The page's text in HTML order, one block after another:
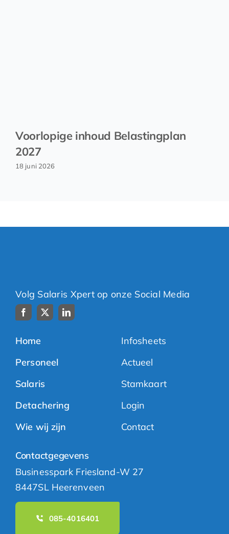
Voorlopige inhoud Belastingplan
2027
18 juni 2026
Volg Salaris Xpert op onze Social Media
Home
Personeel
Salaris
Detachering
Wie wij zijn
Infosheets
Actueel
Stamkaart
Login
Contact
Contactgegevens
Businesspark Friesland-W 27
8447SL Heerenveen
085-4016401